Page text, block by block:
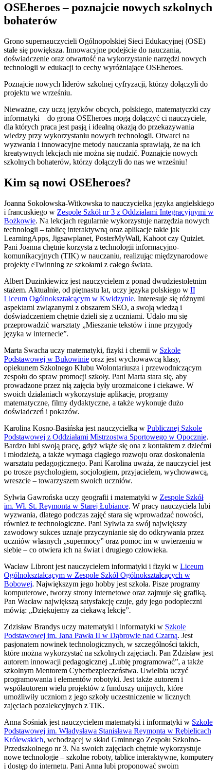
OSEheroes – poznajcie nowych szkolnych
bohaterów
Grono supernauczycieli Ogólnopolskiej Sieci Edukacyjnej (OSE)
stale się powiększa. Innowacyjne podejście do nauczania,
doświadczenie oraz otwartość na wykorzystanie narzędzi nowych
technologii w edukacji to cechy wyróżniające OSEheroes.
Poznajcie nowych liderów szkolnej cyfryzacji, którzy dołączyli do
projektu we wrześniu.
Nieważne, czy uczą języków obcych, polskiego, matematyczki czy
informatyki – do grona OSEheroes mogą dołączyć ci nauczyciele,
dla których praca jest pasją i idealną okazją do przekazywania
wiedzy przy wykorzystaniu nowych technologii. Otwarci na
wyzwania i innowacyjne metody nauczania sprawiają, że na ich
kreatywnych lekcjach nie można się nudzić. Poznajcie nowych
szkolnych bohaterów, którzy dołączyli do nas we wrześniu!
Kim są nowi OSEheroes?
Joanna Sokołowska-Witkowska to nauczycielka języka angielskiego
i francuskiego w Zespole Szkół nr 3 z Oddziałami Integracyjnymi w
Bożkowie. Na lekcjach regularnie wykorzystuje narzędzia nowych
technologii – tablicę interaktywną oraz aplikacje takie jak
LearningApps, Jigsawplanet, PosterMyWall, Kahoot czy Quizlet.
Pani Joanna chętnie korzysta z technologii informacyjno-
komunikacyjnych (TIK) w nauczaniu, realizując międzynarodowe
projekty eTwinning ze szkołami z całego świata.
Albert Duzinkiewicz jest nauczycielem z ponad dwudziestoletnim
stażem. Aktualnie, od piętnastu lat, uczy języka polskiego w II
Liceum Ogólnokształcącym w Kwidzynie. Interesuje się różnymi
aspektami związanymi z obszarem SEO, a swoją wiedzą i
doświadczeniem chętnie dzieli się z uczniami. Udało mu się
przeprowadzić warsztaty „Mieszanie tekstów i inne przygody
języka w internecie”.
Marta Swacha uczy matematyki, fizyki i chemii w Szkole
Podstawowej w Bukowinie oraz jest wychowawcą klasy,
opiekunem Szkolnego Klubu Wolontariusza i przewodniczącym
zespołu do spraw promocji szkoły. Pani Marta stara się, aby
prowadzone przez nią zajęcia były urozmaicone i ciekawe. W
swoich działaniach wykorzystuje aplikacje, programy
matematyczne, filmy dydaktyczne, a także wykonuje dużo
doświadczeń i pokazów.
Karolina Kosno-Basińska jest nauczycielką w Publicznej Szkole
Podstawowej z Oddziałami Mistrzostwa Sportowego w Opocznie.
Bardzo lubi swoją pracę, gdyż wiąże się ona z kontaktem z dziećmi
i młodzieżą, a także wymaga ciągłego rozwoju oraz doskonalenia
warsztatu pedagogicznego. Pani Karolina uważa, że nauczyciel jest
po trosze psychologiem, socjologiem, przyjacielem, wychowawcą,
wreszcie – towarzyszem swoich uczniów.
Sylwia Gawrońska uczy geografii i matematyki w Zespole Szkół
im. Wł. St. Reymonta w Starej Łubiance. W pracy nauczyciela lubi
wyzwania, dlatego podczas zajęć stara się wprowadzać nowości,
również te technologiczne. Pani Sylwia za swój największy
zawodowy sukces uznaje przyczynianie się do odkrywania przez
uczniów własnych „supermocy” oraz pomoc im w uwierzeniu w
siebie – co otwiera ich na świat i drugiego człowieka.
Wacław Libront jest nauczycielem informatyki i fizyki w Liceum
Ogólnokształcącym w Zespole Szkół Ogólnokształcących w
Bobowej. Największym jego hobby jest szkoła. Pisze programy
komputerowe, tworzy strony internetowe oraz zajmuje się grafiką.
Pan Wacław największą satysfakcję czuje, gdy jego podopieczni
mówią: „Dziękujemy za ciekawą lekcję”.
Zdzisław Brandys uczy matematyki i informatyki w Szkole
Podstawowej im. Jana Pawła II w Dąbrowie nad Czarną. Jest
pasjonatem nowinek technologicznych, w szczególności takich,
które można wykorzystać na szkolnych zajęciach. Pan Zdzisław jest
autorem innowacji pedagogicznej „Lubię programować”, a także
szkolnym Mentorem Cyberbezpieczeństwa. Uwielbia uczyć
programowania i elementów robotyki. Jest także autorem i
współautorem wielu projektów z funduszy unijnych, które
umożliwiły uczniom z jego szkoły uczestniczenie w licznych
zajęciach pozalekcyjnych z TIK.
Anna Sośniak jest nauczycielem matematyki i informatyki w Szkole
Podstawowej im. Władysława Stanisława Reymonta w Rębielicach
Królewskich, wchodzącej w skład Gminnego Zespołu Szkolno-
Przedszkolnego nr 3. Na swoich zajęciach chętnie wykorzystuje
nowe technologie – szkolne roboty, tablice interaktywne, komputery
i dostęp do internetu. Pani Anna lubi proponować swoim